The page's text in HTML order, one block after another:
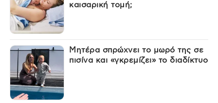
καισαρική τομή;
Μητέρα σπρώχνει το μωρό της σε
πισίνα και «γκρεμίζει» το διαδίκτυο